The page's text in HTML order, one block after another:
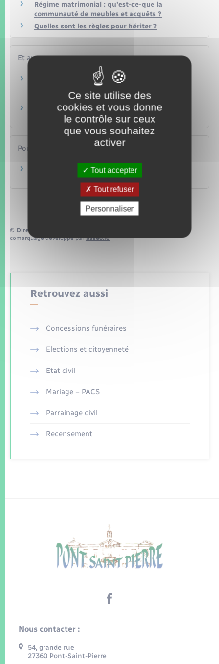
Régime matrimonial : qu'est-ce-que la
communauté de meubles et acquêts ?
Quelles sont les règles pour hériter ?
Et aussi
Mariage sans contrat : régime de la
communauté réduite aux acquêts
Famille – Scolarité
Divorce : procédure de partage des biens
Famille – Scolarité
Pour en savoir plus
Couples en Europe
Notaires d'Europe
© Direction de l’information légale et administrative
comarquage developpé parbaseo.io
Retrouvez aussi
Concessions funéraires
Elections et citoyenneté
Etat civil
Mariage – PACS
Parrainage civil
Recensement
Nous contacter :
54, grande rue
27360 Pont-Saint-Pierre
Ce site utilise des
cookies et vous donne
le contrôle sur ceux
que vous souhaitez
activer
Tout accepter
Tout refuser
Personnaliser